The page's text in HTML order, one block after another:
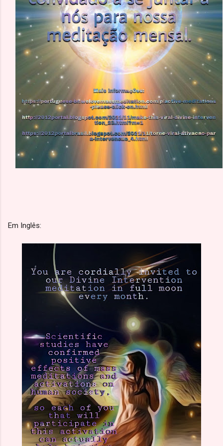
Em Inglês: